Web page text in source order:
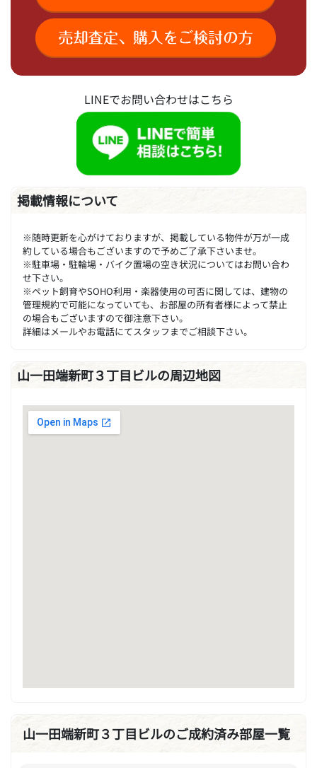
LINEでお問い合わせはこちら
掲載情報について
※随時更新を心がけておりますが、掲載している物件が万が一成
約している場合もございますので予めご了承下さいませ。
※駐車場・駐輪場・バイク置場の空き状況についてはお問い合わ
せ下さい。
※ペット飼育やSOHO利用・楽器使用の可否に関しては、建物の
管理規約で可能になっていても、お部屋の所有者様によって禁止
の場合もございますので御注意下さい。
詳細はメールやお電話にてスタッフまでご相談下さい。
山一田端新町３丁目ビルの周辺地図
山一田端新町３丁目ビルのご成約済み部屋一覧